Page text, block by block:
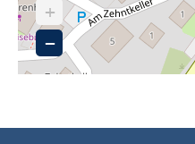
+
−